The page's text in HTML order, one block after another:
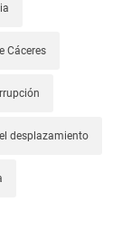
Cáceres
desplazamiento